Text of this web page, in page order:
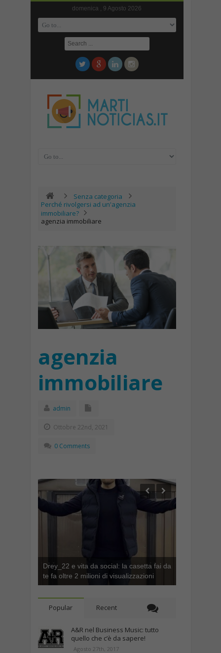
domenica , 9 Agosto 2026
Senza categoria
Perché rivolgersi ad un'agenzia
immobiliare?
agenzia immobiliare
agenzia
immobiliare
admin
Ottobre 22nd, 2021
0 Comments
Drey_22 e vita da social: la casetta fai da
te fa oltre 2 milioni di visualizzazioni
Popular Recent
A&R nel Business Music: tutto
quello che c’è da sapere!
Agosto 27th, 2017